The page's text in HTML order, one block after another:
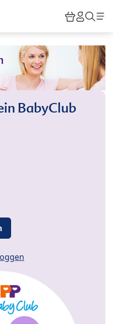
HiPP
BabyClub